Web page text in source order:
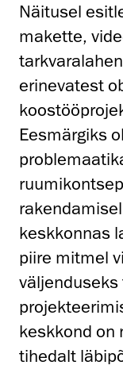
Näitusel
makette,
erinevatest
Eesmärgiks
keskkonnas
piire mitmel
keskkond on
tihedalt